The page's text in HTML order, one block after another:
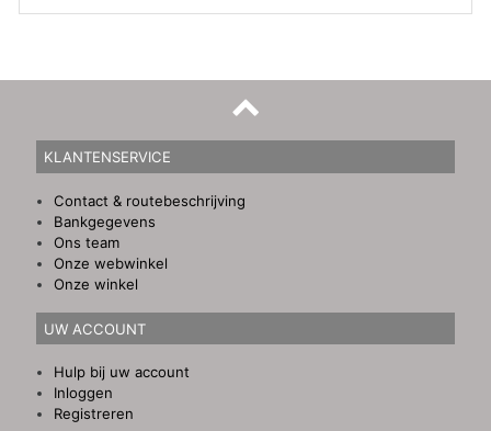
KLANTENSERVICE
Contact & routebeschrijving
Bankgegevens
Ons team
Onze webwinkel
Onze winkel
UW ACCOUNT
Hulp bij uw account
Inloggen
Registreren